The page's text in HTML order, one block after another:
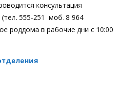
консультация
555-251 моб. 8 964
роддома в рабочие дни с 10:00